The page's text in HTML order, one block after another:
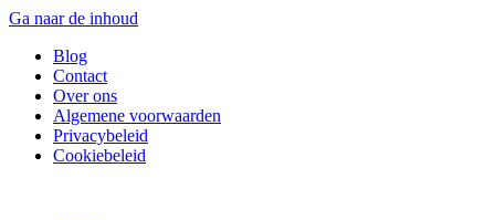
Ga naar de inhoud
Blog
Contact
Over ons
Algemene voorwaarden
Privacybeleid
Cookiebeleid